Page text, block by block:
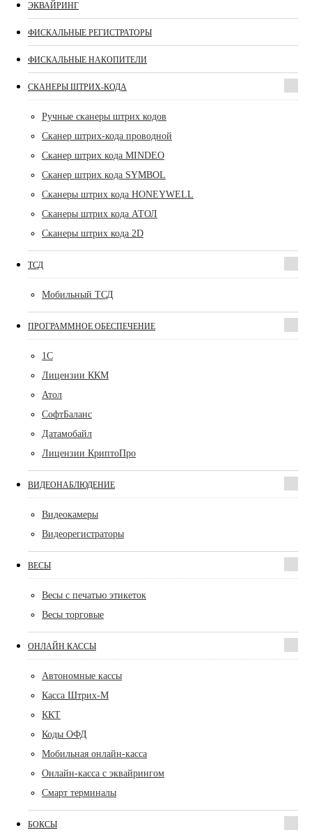
ЭКВАЙРИНГ
ФИСКАЛЬНЫЕ РЕГИСТРАТОРЫ
ФИСКАЛЬНЫЕ НАКОПИТЕЛИ
СКАНЕРЫ ШТРИХ-КОДА
Ручные сканеры штрих кодов
Сканер штрих-кода проводной
Сканер штрих кода MINDEO
Сканер штрих кода SYMBOL
Сканеры штрих кода HONEYWELL
Сканеры штрих кода АТОЛ
Сканеры штрих кода 2D
ТСД
Мобильный ТСД
ПРОГРАММНОЕ ОБЕСПЕЧЕНИЕ
1С
Лицензии ККМ
Атол
СофтБаланс
Датамобайл
Лицензии КриптоПро
ВИДЕОНАБЛЮДЕНИЕ
Видеокамеры
Видеорегистраторы
ВЕСЫ
Весы с печатью этикеток
Весы торговые
ОНЛАЙН КАССЫ
Автономные кассы
Касса Штрих-М
ККТ
Коды ОФД
Мобильная онлайн-касса
Онлайн-касса с эквайрингом
Смарт терминалы
БОКСЫ